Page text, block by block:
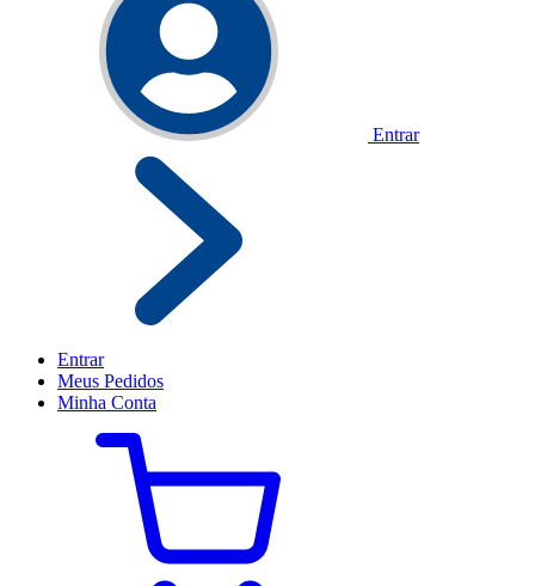
Entrar
Entrar
Meus Pedidos
Minha Conta